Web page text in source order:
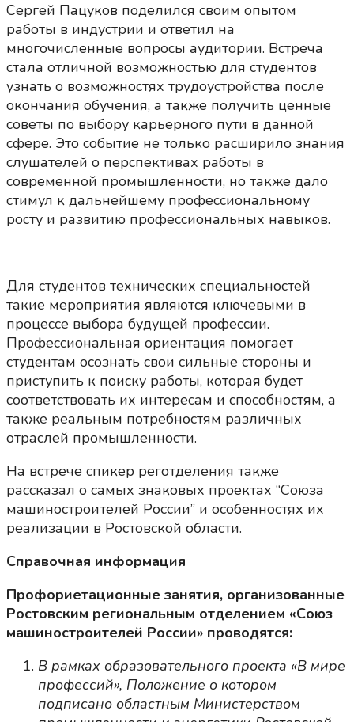
Сергей Пацуков поделился своим опытом
работы в индустрии и ответил на
многочисленные вопросы аудитории. Встреча
стала отличной возможностью для студентов
узнать о возможностях трудоустройства после
окончания обучения, а также получить ценные
советы по выбору карьерного пути в данной
сфере. Это событие не только расширило знания
слушателей о перспективах работы в
современной промышленности, но также дало
стимул к дальнейшему профессиональному
росту и развитию профессиональных навыков.
Для студентов технических специальностей
такие мероприятия являются ключевыми в
процессе выбора будущей профессии.
Профессиональная ориентация помогает
студентам осознать свои сильные стороны и
приступить к поиску работы, которая будет
соответствовать их интересам и способностям, а
также реальным потребностям различных
отраслей промышленности.
На встрече спикер реготделения также
рассказал о самых знаковых проектах “Союза
машиностроителей России” и особенностях их
реализации в Ростовской области.
Справочная информация
Профориетационные занятия, организованные
Ростовским региональным отделением «Союз
машиностроителей России» проводятся:
В рамках образовательного проекта «В мире
профессий», Положение о котором
подписано областным Министерством